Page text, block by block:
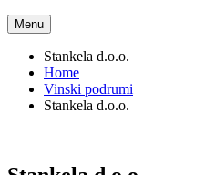
Menu
Stankela d.o.o.
Home
Vinski podrumi
Stankela d.o.o.